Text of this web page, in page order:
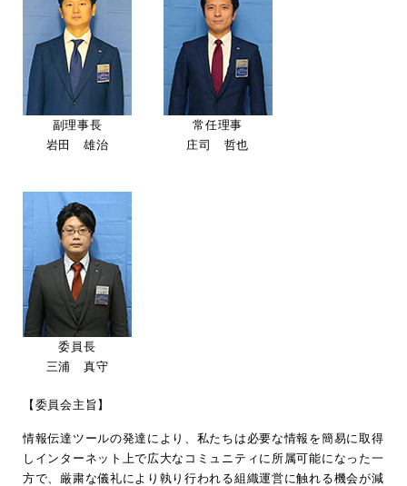
副理事長
岩田 雄治
常任理事
庄司 哲也
委員長
三浦 真守
【委員会主旨】
情報伝達ツールの発達により、私たちは必要な情報を簡易に取得
しインターネット上で広大なコミュニティに所属可能になった一
方で、厳粛な儀礼により執り行われる組織運営に触れる機会が減